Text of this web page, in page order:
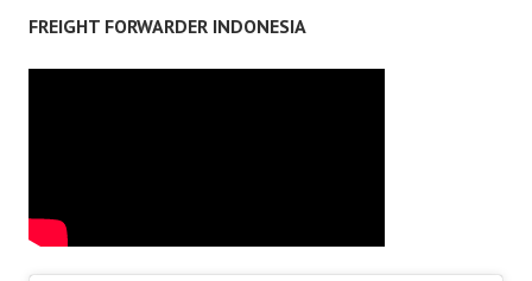
FREIGHT FORWARDER INDONESIA